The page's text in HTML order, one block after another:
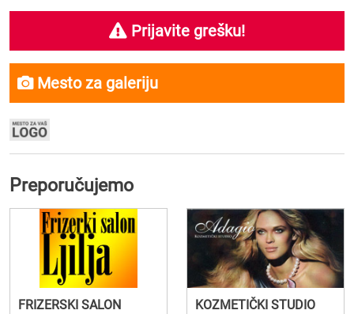
Prijavite grešku!
Mesto za galeriju
Preporučujemo
FRIZERSKI SALON
KOZMETIČKI STUDIO